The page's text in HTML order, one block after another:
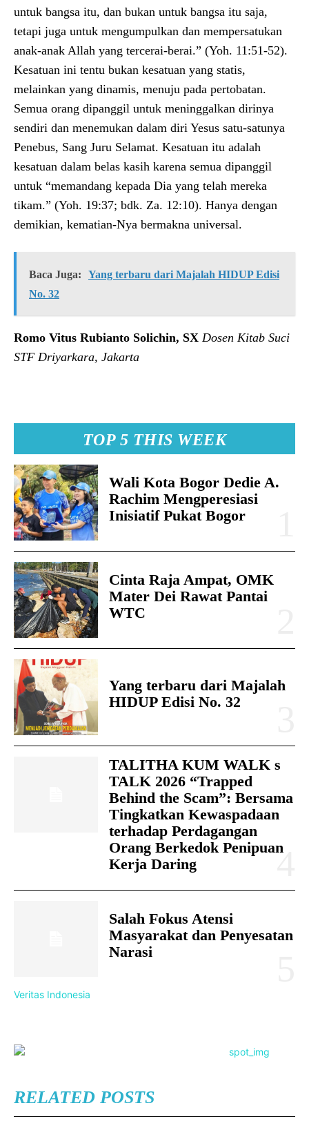
TOP 5 THIS WEEK
Wali Kota Bogor Dedie A.
Rachim Mengperesiasi
Inisiatif Pukat Bogor
Cinta Raja Ampat, OMK
Mater Dei Rawat Pantai
WTC
Yang terbaru dari Majalah
HIDUP Edisi No. 32
TALITHA KUM WALK s
TALK 2026 “Trapped
Behind the Scam”: Bersama
Tingkatkan Kewaspadaan
terhadap Perdagangan
Orang Berkedok Penipuan
Kerja Daring
Salah Fokus Atensi
Masyarakat dan Penyesatan
Narasi
Veritas Indonesia
RELATED POSTS
untuk bangsa itu, dan bukan untuk bangsa itu saja,
tetapi juga untuk mengumpulkan dan mempersatukan
anak-anak Allah yang tercerai-berai.” (Yoh. 11:51-52).
Kesatuan ini tentu bukan kesatuan yang statis,
melainkan yang dinamis, menuju pada pertobatan.
Semua orang dipanggil untuk meninggalkan dirinya
sendiri dan menemukan dalam diri Yesus satu-satunya
Penebus, Sang Juru Selamat. Kesatuan itu adalah
kesatuan dalam belas kasih karena semua dipanggil
untuk “memandang kepada Dia yang telah mereka
tikam.” (Yoh. 19:37; bdk. Za. 12:10). Hanya dengan
demikian, kematian-Nya bermakna universal.
Baca Juga:
Yang terbaru dari Majalah HIDUP Edisi
No. 32
Romo Vitus Rubianto Solichin, SX Dosen Kitab Suci
STF Driyarkara, Jakarta